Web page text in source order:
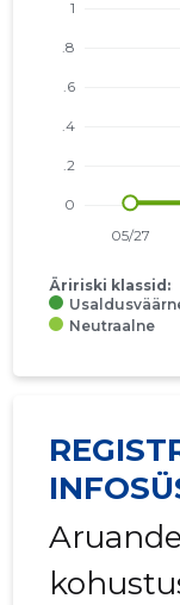
Äririski klassid:
Neutraalne